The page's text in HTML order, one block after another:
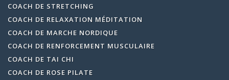
COACH DE STRETCHING
COACH DE RELAXATION MÉDITATION
COACH DE MARCHE NORDIQUE
COACH DE RENFORCEMENT MUSCULAIRE
COACH DE TAI CHI
COACH DE ROSE PILATE